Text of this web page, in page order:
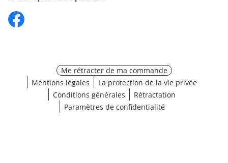
Me rétracter de ma commande
Mentions légales
La protection de la vie privée
Conditions générales
Rétractation
Paramètres de confidentialité